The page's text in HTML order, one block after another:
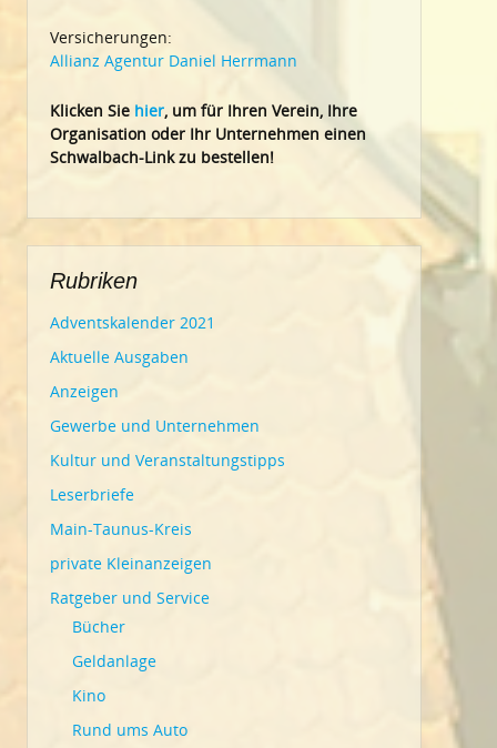
Versicherungen:
Allianz Agentur Daniel Herrmann
Klicken Sie hier, um für Ihren Verein, Ihre
Organisation oder Ihr Unternehmen einen
Schwalbach-Link zu bestellen!
Rubriken
Adventskalender 2021
Aktuelle Ausgaben
Anzeigen
Gewerbe und Unternehmen
Kultur und Veranstaltungstipps
Leserbriefe
Main-Taunus-Kreis
private Kleinanzeigen
Ratgeber und Service
Bücher
Geldanlage
Kino
Rund ums Auto